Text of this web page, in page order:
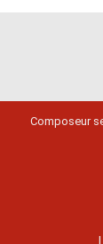
Composeur